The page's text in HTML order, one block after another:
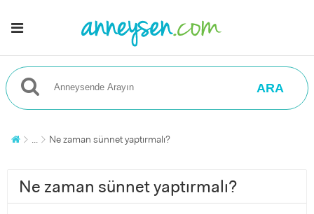
ARA
... Ne zaman sünnet yaptırmalı?
Ne zaman sünnet yaptırmalı?